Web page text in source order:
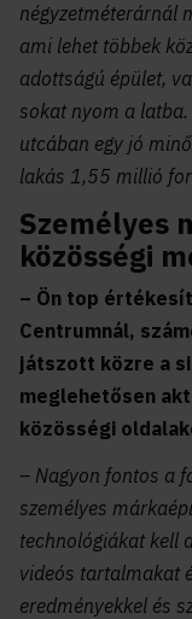
négyzetméterárnál
ami lehet többek
adottságú épület,
sokat nyom a
utcában egy jó
lakás 1,55 millió
Személyes
közösségi
– Ön top
Centrumnál,
játszott közre a
meglehetősen
közösségi
– Nagyon fontos a
személyes
technológiákat kell
videós tartalmakat
eredményekkel és